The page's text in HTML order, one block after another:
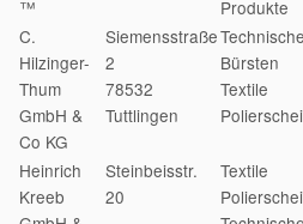
™
Produkte
C.
Hilzinger-
Thum
GmbH &
Co KG
Siemensstraße
2
78532
Tuttlingen
Technische
Bürsten
Textile
Heinrich
Kreeb
Steinbeisstr.
20
Textile